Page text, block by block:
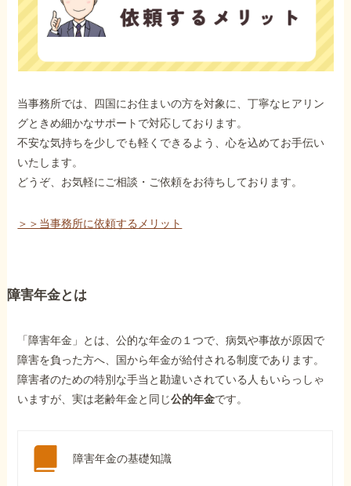
当事務所では、四国にお住まいの方を対象に、丁寧なヒアリン
グときめ細かなサポートで対応しております。
不安な気持ちを少しでも軽くできるよう、心を込めてお手伝い
いたします。
どうぞ、お気軽にご相談・ご依頼をお待ちしております。
＞＞当事務所に依頼するメリット
障害年金とは
「障害年金」とは、公的な年金の１つで、病気や事故が原因で
障害を負った方へ、国から年金が給付される制度であります。
障害者のための特別な手当と勘違いされている人もいらっしゃ
いますが、実は老齢年金と同じ公的年金です。
障害年金の基礎知識